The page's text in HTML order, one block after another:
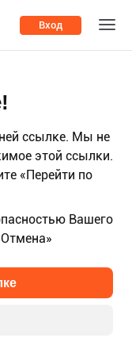
Вход
ссылке. Мы не
этой ссылки.
«Перейти по
Вашего